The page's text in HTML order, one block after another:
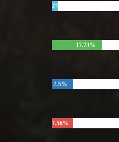
2%
17.73%
7.5%
7.56%